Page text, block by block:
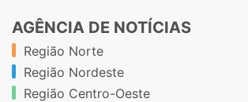
AGÊNCIA DE NOTÍCIAS
Região Norte
Região Nordeste
Região Centro-Oeste